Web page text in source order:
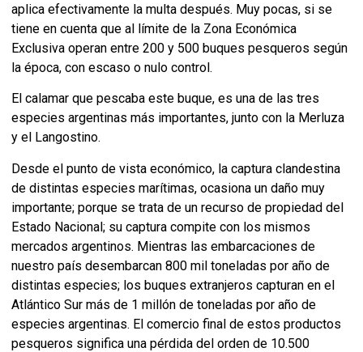
aplica efectivamente la multa después. Muy pocas, si se
tiene en cuenta que al límite de la Zona Económica
Exclusiva operan entre 200 y 500 buques pesqueros según
la época, con escaso o nulo control.
El calamar que pescaba este buque, es una de las tres
especies argentinas más importantes, junto con la Merluza
y el Langostino.
Desde el punto de vista económico, la captura clandestina
de distintas especies marítimas, ocasiona un daño muy
importante; porque se trata de un recurso de propiedad del
Estado Nacional; su captura compite con los mismos
mercados argentinos. Mientras las embarcaciones de
nuestro país desembarcan 800 mil toneladas por año de
distintas especies; los buques extranjeros capturan en el
Atlántico Sur más de 1 millón de toneladas por año de
especies argentinas. El comercio final de estos productos
pesqueros significa una pérdida del orden de 10.500